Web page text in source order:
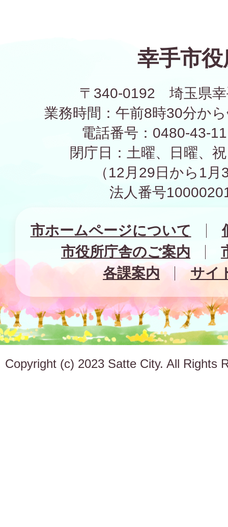
幸手市役
〒340-0192 埼玉県幸
業務時間：午前8時30分か
電話番号：0480-43-
閉庁日：土曜、日曜、
（12月29日から1
法人番号
市ホームページについて
市役所庁舎のご案内
各課案内
サイ
Copyright (c) 2023 Satte City. All Rights